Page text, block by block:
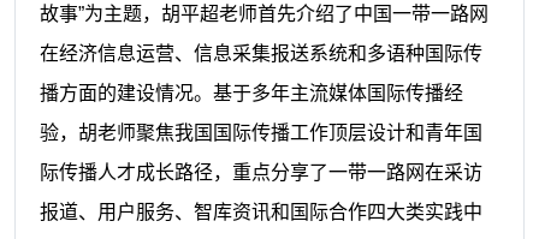
故事”为主题，胡平超老师首先介绍了中国一带一路网
在经济信息运营、信息采集报送系统和多语种国际传
播方面的建设情况。基于多年主流媒体国际传播经
验，胡老师聚焦我国国际传播工作顶层设计和青年国
际传播人才成长路径，重点分享了一带一路网在采访
报道、用户服务、智库资讯和国际合作四大类实践中